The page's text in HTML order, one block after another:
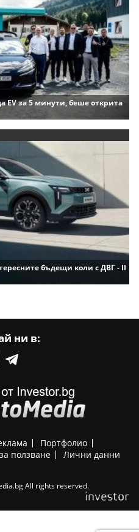
EV за 5 минути, беше открита
бъдещи коли с ДВГ - II
ни в:
Портфолио
ползване Лични данни
All rights reserved.